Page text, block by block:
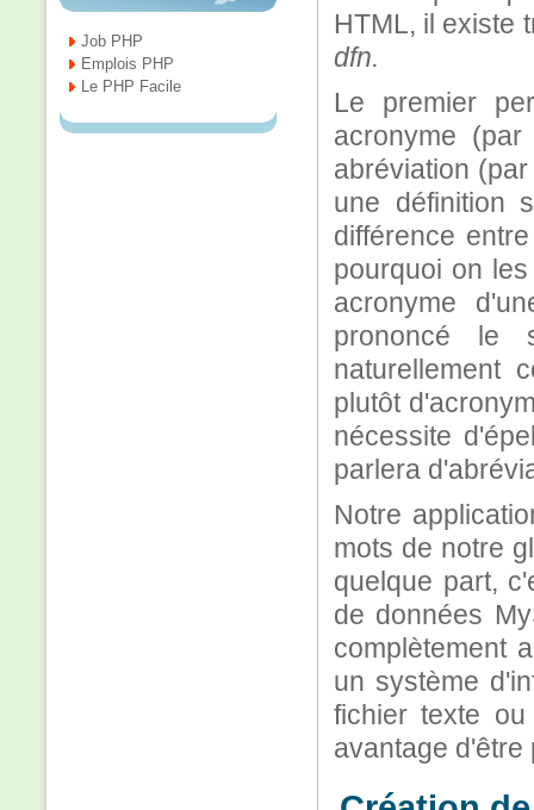
HTML, il existe
dfn.
Le premier
acronyme
abréviation
une définition
différence
pourquoi on
acronyme
prononcé le
naturellement
plutôt
nécessite
parlera
Notre
mots de notre
quelque part,
de données
complètement
un système
fichier texte
avantage d'être
Job PHP
Emplois PHP
Le PHP Facile